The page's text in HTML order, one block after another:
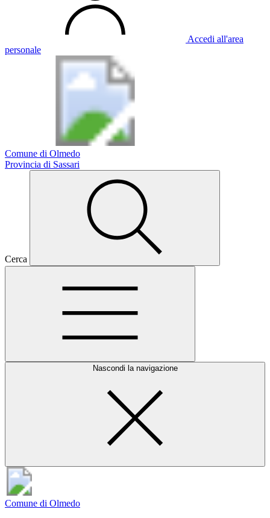
Accedi all'area
personale
Comune di Olmedo
Provincia di Sassari
Cerca
Nascondi la navigazione
Comune di Olmedo